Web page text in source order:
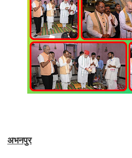
अभनपुर